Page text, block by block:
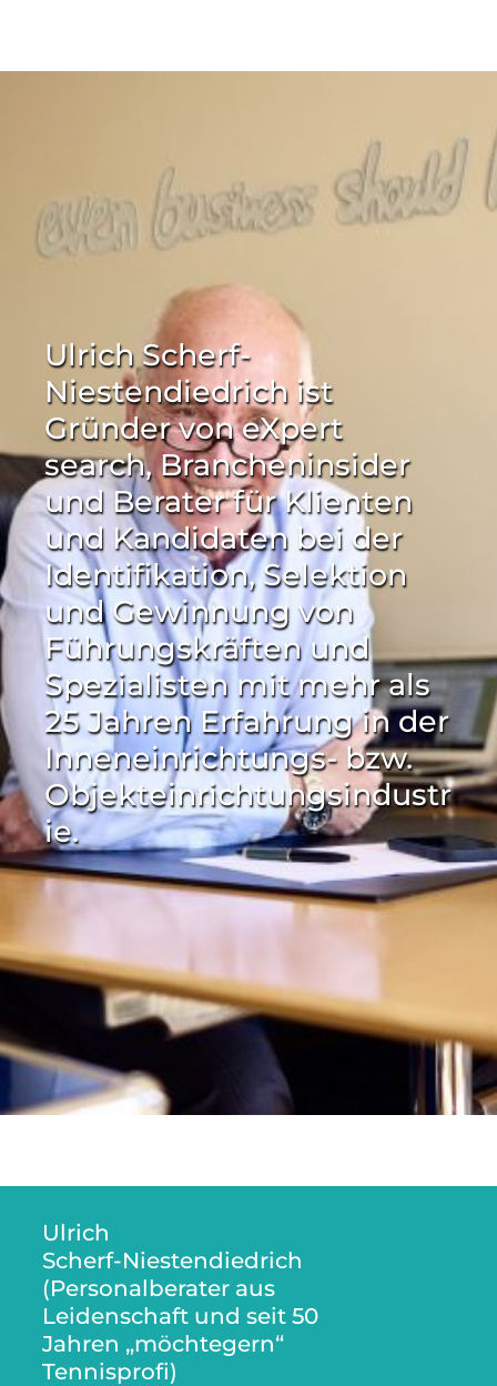
Ulrich Scherf-
Niestendiedrich ist
Gründer von eXpert
search, Brancheninsider
und Berater für Klienten
und Kandidaten bei der
Identifikation, Selektion
und Gewinnung von
Führungskräften und
Spezialisten mit mehr als
25 Jahren Erfahrung in der
Inneneinrichtungs- bzw.
Objekteinrichtungsindustr
ie.
Ulrich
Scherf-Niestendiedrich
(Personalberater aus
Leidenschaft und seit 50
Jahren „möchtegern“
Tennisprofi)